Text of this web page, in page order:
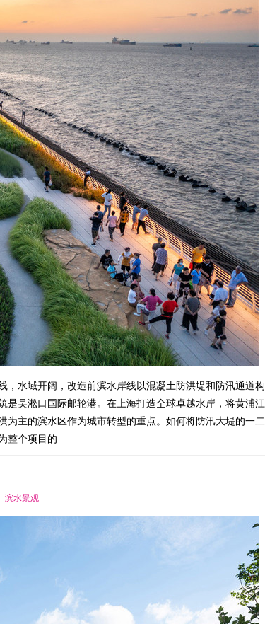
水域开阔，改造前滨水岸线以混凝土防洪堤和防汛通道构
吴淞口国际邮轮港。在上海打造全球卓越水岸，将黄浦江
主的滨水区作为城市转型的重点。如何将防汛大堤的一二
整个项目的
滨水景观